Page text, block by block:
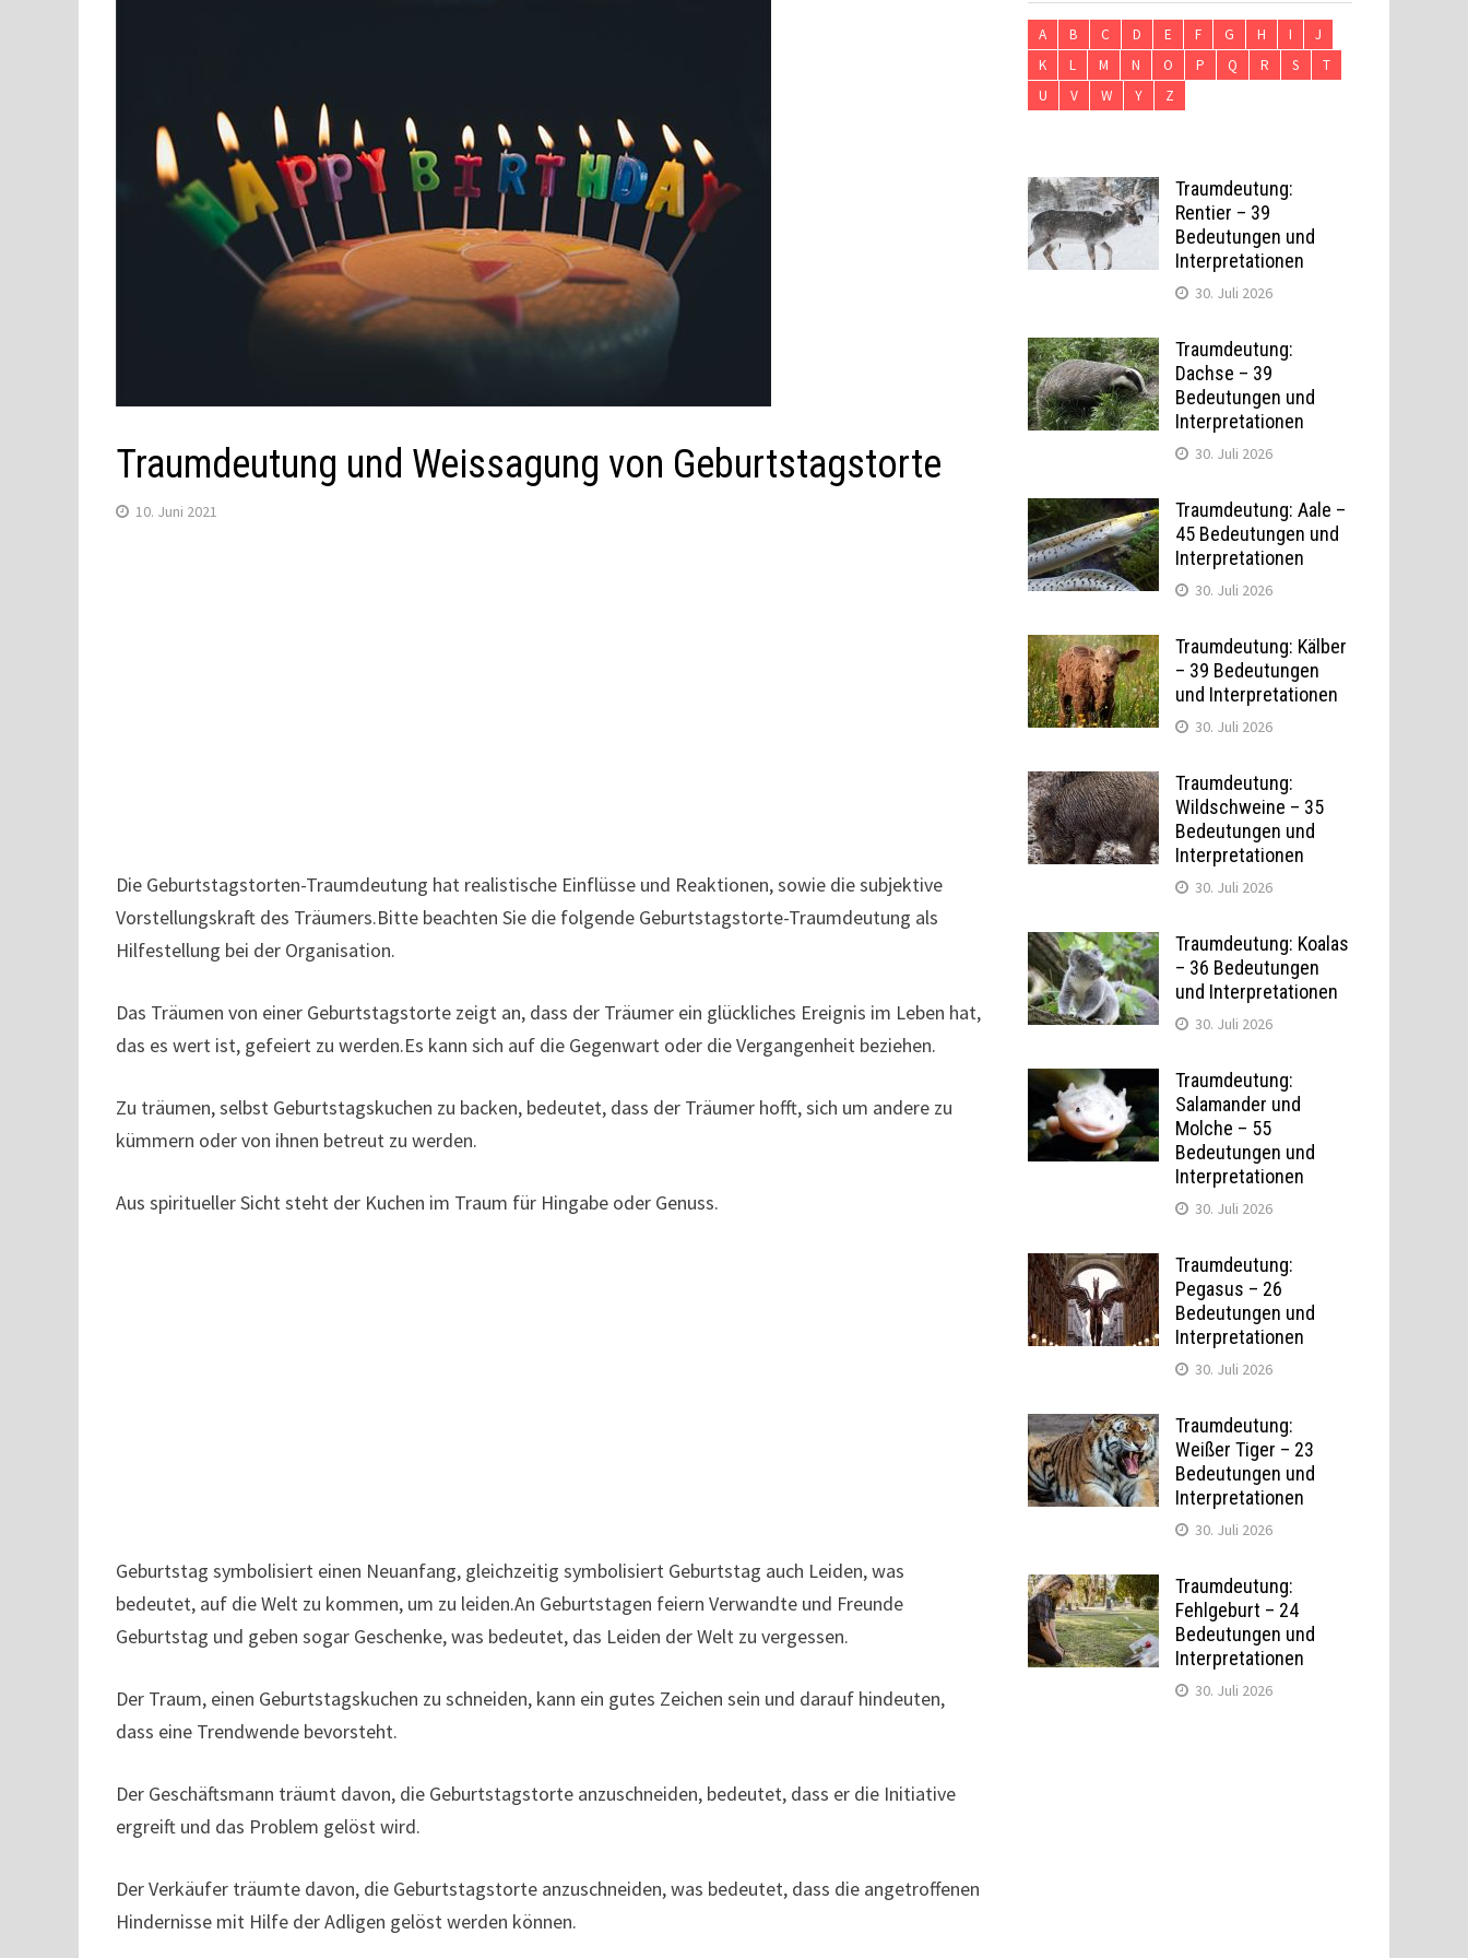
Traumdeutung und Weissagung von Geburtstagstorte
10. Juni 2021
Die Geburtstagstorten-Traumdeutung hat realistische Einflüsse und Reaktionen, sowie die subjektive
Vorstellungskraft des Träumers.Bitte beachten Sie die folgende Geburtstagstorte-Traumdeutung als
Hilfestellung bei der Organisation.
Das Träumen von einer Geburtstagstorte zeigt an, dass der Träumer ein glückliches Ereignis im Leben hat,
das es wert ist, gefeiert zu werden.Es kann sich auf die Gegenwart oder die Vergangenheit beziehen.
Zu träumen, selbst Geburtstagskuchen zu backen, bedeutet, dass der Träumer hofft, sich um andere zu
kümmern oder von ihnen betreut zu werden.
Aus spiritueller Sicht steht der Kuchen im Traum für Hingabe oder Genuss.
Geburtstag symbolisiert einen Neuanfang, gleichzeitig symbolisiert Geburtstag auch Leiden, was
bedeutet, auf die Welt zu kommen, um zu leiden.An Geburtstagen feiern Verwandte und Freunde
Geburtstag und geben sogar Geschenke, was bedeutet, das Leiden der Welt zu vergessen.
Der Traum, einen Geburtstagskuchen zu schneiden, kann ein gutes Zeichen sein und darauf hindeuten,
dass eine Trendwende bevorsteht.
Der Geschäftsmann träumt davon, die Geburtstagstorte anzuschneiden, bedeutet, dass er die Initiative
ergreift und das Problem gelöst wird.
Der Verkäufer träumte davon, die Geburtstagstorte anzuschneiden, was bedeutet, dass die angetroffenen
Hindernisse mit Hilfe der Adligen gelöst werden können.
A B C D E F G H I
J
K
L M N O P Q R S
T
U
V W Y Z
Traumdeutung:
Rentier – 39
Bedeutungen und
Interpretationen
30. Juli 2026
Traumdeutung:
Dachse – 39
Bedeutungen und
Interpretationen
30. Juli 2026
Traumdeutung: Aale –
45 Bedeutungen und
Interpretationen
30. Juli 2026
Traumdeutung: Kälber
– 39 Bedeutungen
und Interpretationen
30. Juli 2026
Traumdeutung:
Wildschweine – 35
Bedeutungen und
Interpretationen
30. Juli 2026
Traumdeutung: Koalas
– 36 Bedeutungen
und Interpretationen
30. Juli 2026
Traumdeutung:
Salamander und
Molche – 55
Bedeutungen und
Interpretationen
30. Juli 2026
Traumdeutung:
Pegasus – 26
Bedeutungen und
Interpretationen
30. Juli 2026
Traumdeutung:
Weißer Tiger – 23
Bedeutungen und
Interpretationen
30. Juli 2026
Traumdeutung:
Fehlgeburt – 24
Bedeutungen und
Interpretationen
30. Juli 2026